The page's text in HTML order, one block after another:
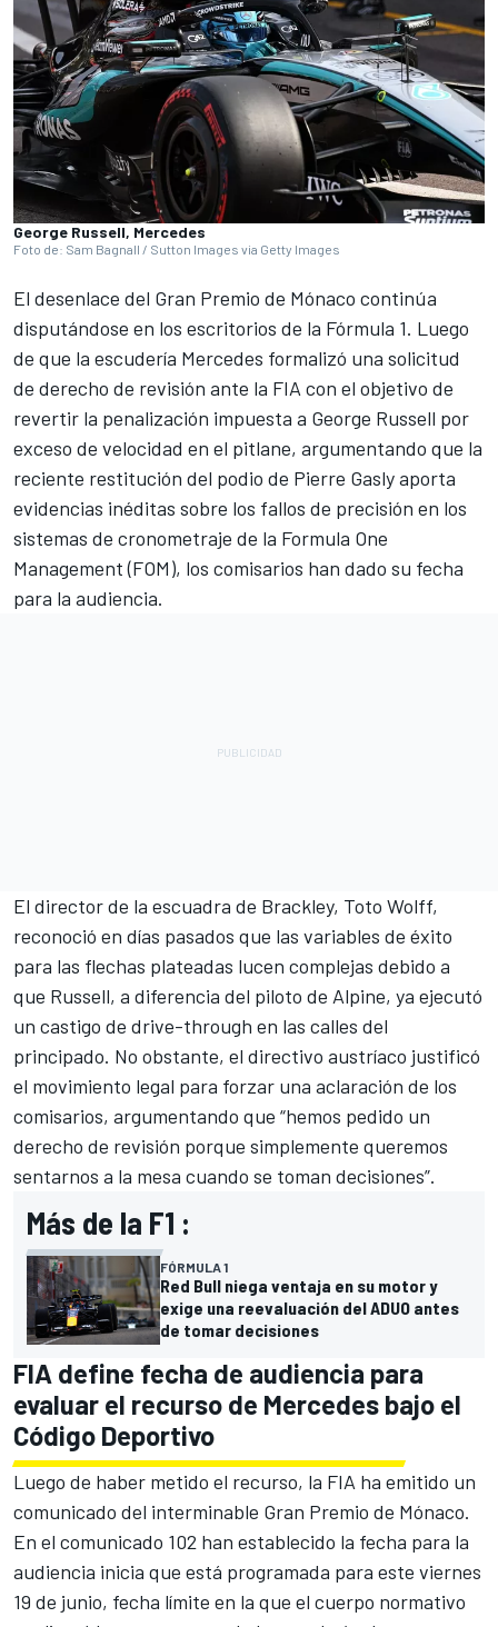
George Russell, Mercedes
Foto de: Sam Bagnall / Sutton Images via Getty Images
El desenlace del Gran Premio de Mónaco continúa
disputándose en los escritorios de la Fórmula 1. Luego
de que la escudería Mercedes formalizó una solicitud
de derecho de revisión ante la FIA con el objetivo de
revertir la penalización impuesta a George Russell por
exceso de velocidad en el pitlane, argumentando que la
reciente restitución del podio de Pierre Gaslyaporta
evidencias inéditas sobre los fallos de precisión en los
sistemas de cronometraje de la Formula One
Management (FOM), los comisarios han dado su fecha
para la audiencia.
El director de la escuadra de Brackley, Toto Wolff,
reconoció en días pasados que las variables de éxito
para las flechas plateadas lucen complejas debido a
que Russell, a diferencia del piloto de Alpine, ya ejecutó
un castigo de drive-through en las calles del
principado. No obstante, el directivo austríaco justificó
el movimiento legal para forzar una aclaración de los
comisarios, argumentando que “hemos pedido un
derecho de revisión porque simplemente queremos
sentarnos a la mesa cuando se toman decisiones”.
Más de la F1 :
FÓRMULA 1
Red Bull niega ventaja en su motor y
exige una reevaluación del ADUO antes
de tomar decisiones
FIA define fecha de audiencia para
evaluar el recurso de Mercedes bajo el
Código Deportivo
Luego de haber metido el recurso, la FIA ha emitido un
comunicado del interminable Gran Premio de Mónaco.
En el comunicado 102 han establecido la fecha para la
audiencia inicia que está programada para este viernes
19 de junio, fecha límite en la que el cuerpo normativo